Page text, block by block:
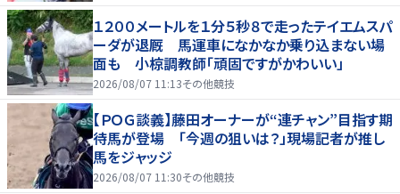
１２００メートルを１分５秒８で走ったテイエムスパ
ーダが退厩 馬運車になかなか乗り込まない場
面も 小椋調教師「頑固ですがかわいい」
2026/08/07 11:13その他競技
【ＰＯＧ談義】藤田オーナーが“連チャン”目指す期
待馬が登場 「今週の狙いは？」現場記者が推し
馬をジャッジ
2026/08/07 11:30その他競技